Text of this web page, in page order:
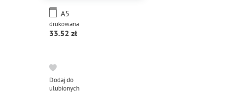
drukowana
A5
33.52
Dodaj do
ulubionych